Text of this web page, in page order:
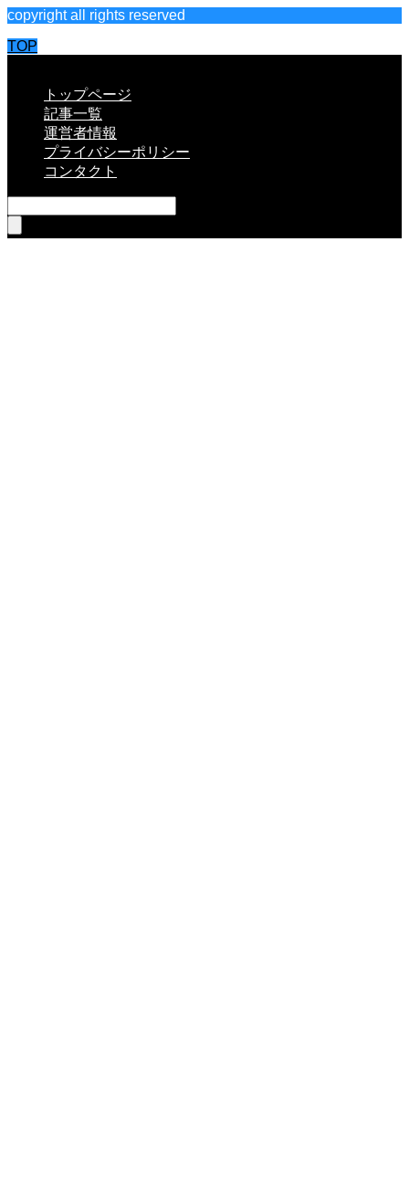
copyright all rights reserved
TOP
トップページ
記事一覧
運営者情報
プライバシーポリシー
コンタクト